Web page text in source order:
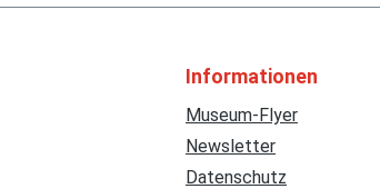
Informationen
Museum-Flyer
Newsletter
Datenschutz